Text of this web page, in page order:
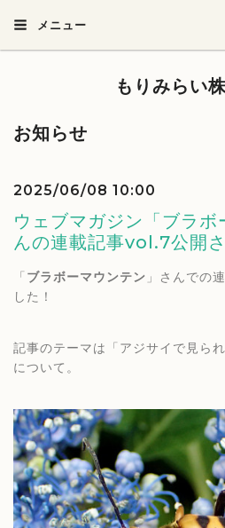
メニュー
もりみらい
お知らせ
2025/06/08 10:00
ウェブマガジン「ブラボ
んの連載記事vol.7公開さ
「ブラボーマウンテン 」さんでの
した！
記事のテーマは「アジサイで見ら
について。